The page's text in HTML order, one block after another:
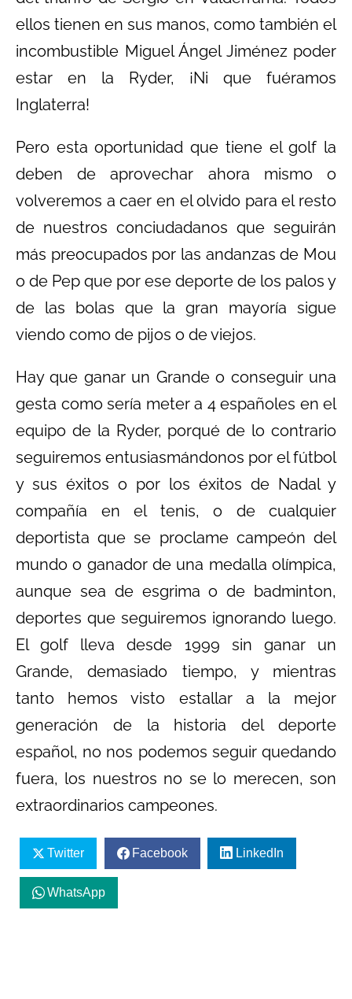
ellos tienen en sus manos, como también el
incombustible Miguel Ángel Jiménez poder
estar en la Ryder, ¡Ni que fuéramos
Inglaterra!
Pero esta oportunidad que tiene el golf la
deben de aprovechar ahora mismo o
volveremos a caer en el olvido para el resto
de nuestros conciudadanos que seguirán
más preocupados por las andanzas de Mou
o de Pep que por ese deporte de los palos y
de las bolas que la gran mayoría sigue
viendo como de pijos o de viejos.
Hay que ganar un Grande o conseguir una
gesta como sería meter a 4 españoles en el
equipo de la Ryder, porqué de lo contrario
seguiremos entusiasmándonos por el fútbol
y sus éxitos o por los éxitos de Nadal y
compañía en el tenis, o de cualquier
deportista que se proclame campeón del
mundo o ganador de una medalla olímpica,
aunque sea de esgrima o de badminton,
deportes que seguiremos ignorando luego.
El golf lleva desde 1999 sin ganar un
Grande, demasiado tiempo, y mientras
tanto hemos visto estallar a la mejor
generación de la historia del deporte
español, no nos podemos seguir quedando
fuera, los nuestros no se lo merecen, son
extraordinarios campeones.
Twitter Facebook LinkedIn
WhatsApp